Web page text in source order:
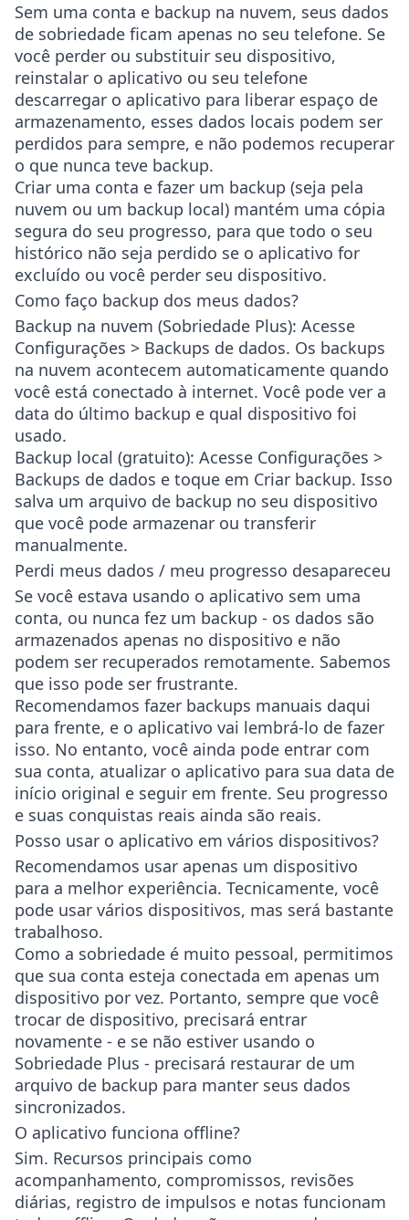
Sem uma conta e backup na nuvem, seus dados
de sobriedade ficam apenas no seu telefone. Se
você perder ou substituir seu dispositivo,
reinstalar o aplicativo ou seu telefone
descarregar o aplicativo para liberar espaço de
armazenamento, esses dados locais podem ser
perdidos para sempre, e não podemos recuperar
o que nunca teve backup.
Criar uma conta e fazer um backup (seja pela
nuvem ou um backup local) mantém uma cópia
segura do seu progresso, para que todo o seu
histórico não seja perdido se o aplicativo for
excluído ou você perder seu dispositivo.
Como faço backup dos meus dados?
Backup na nuvem (Sobriedade Plus): Acesse
Configurações > Backups de dados. Os backups
na nuvem acontecem automaticamente quando
você está conectado à internet. Você pode ver a
data do último backup e qual dispositivo foi
usado.
Backup local (gratuito): Acesse Configurações >
Backups de dados e toque em Criar backup. Isso
salva um arquivo de backup no seu dispositivo
que você pode armazenar ou transferir
manualmente.
Perdi meus dados / meu progresso desapareceu
Se você estava usando o aplicativo sem uma
conta, ou nunca fez um backup - os dados são
armazenados apenas no dispositivo e não
podem ser recuperados remotamente. Sabemos
que isso pode ser frustrante.
Recomendamos fazer backups manuais daqui
para frente, e o aplicativo vai lembrá-lo de fazer
isso. No entanto, você ainda pode entrar com
sua conta, atualizar o aplicativo para sua data de
início original e seguir em frente. Seu progresso
e suas conquistas reais ainda são reais.
Posso usar o aplicativo em vários dispositivos?
Recomendamos usar apenas um dispositivo
para a melhor experiência. Tecnicamente, você
pode usar vários dispositivos, mas será bastante
trabalhoso.
Como a sobriedade é muito pessoal, permitimos
que sua conta esteja conectada em apenas um
dispositivo por vez. Portanto, sempre que você
trocar de dispositivo, precisará entrar
novamente - e se não estiver usando o
Sobriedade Plus - precisará restaurar de um
arquivo de backup para manter seus dados
sincronizados.
O aplicativo funciona offline?
Sim. Recursos principais como
acompanhamento, compromissos, revisões
diárias, registro de impulsos e notas funcionam